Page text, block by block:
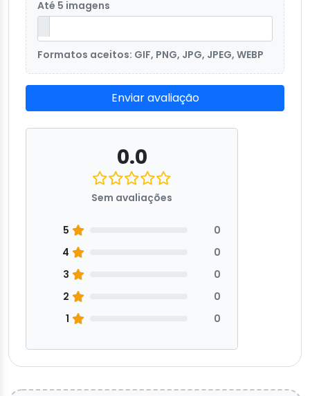
Até 5 imagens
Formatos aceitos: GIF, PNG, JPG, JPEG, WEBP
Enviar avaliação
0.0
Sem avaliações
5
0
4
0
3
0
2
0
1
0